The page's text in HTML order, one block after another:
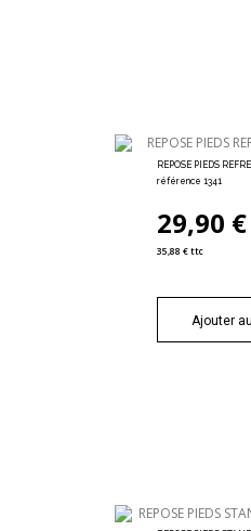
REPOSE PIEDS
référence 1341
29,90
35,88 € ttc
Ajouter